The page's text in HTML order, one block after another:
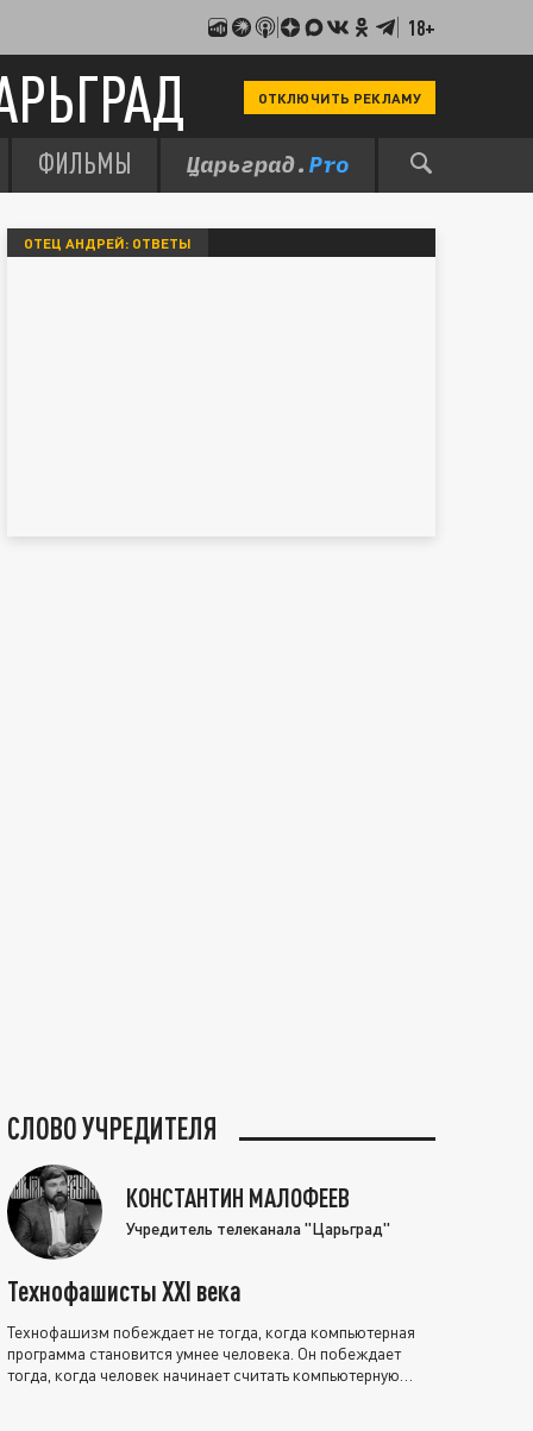
18+
ОТКЛЮЧИТЬ РЕКЛАМУ
ФИЛЬМЫ
ОТЕЦ АНДРЕЙ: ОТВЕТЫ
СЛОВО УЧРЕДИТЕЛЯ
КОНСТАНТИН МАЛОФЕЕВ
Учредитель телеканала "Царьград"
Технофашисты XXI века
Технофашизм побеждает не тогда, когда компьютерная
программа становится умнее человека. Он побеждает
тогда, когда человек начинает считать компьютерную